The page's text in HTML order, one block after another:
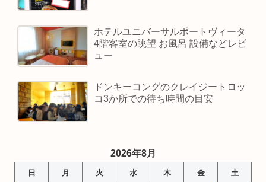
ホテルユニバーサルポートヴィータ
4階客室の眺望 お風呂 設備などレビ
ュー
ドンキーコングのクレイジートロッ
コ3か所での待ち時間の目安
2026年8月
日 月 火 水 木 金
土